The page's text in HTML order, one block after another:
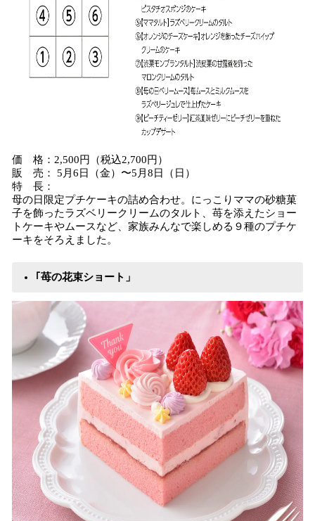
価 格：2,500円（税込2,700円）
販 売： 5月6日（金）〜5月8日（日）
特 長：
母の日限定プチケーキの詰め合わせ。にっこりママの砂糖菓
子を飾ったラズベリークリームのタルト、苺を添えたショー
トケーキやムースなど、家族みんなで楽しめる９種のプチケ
ーキをそろえました。
｢苺の花束ショート」